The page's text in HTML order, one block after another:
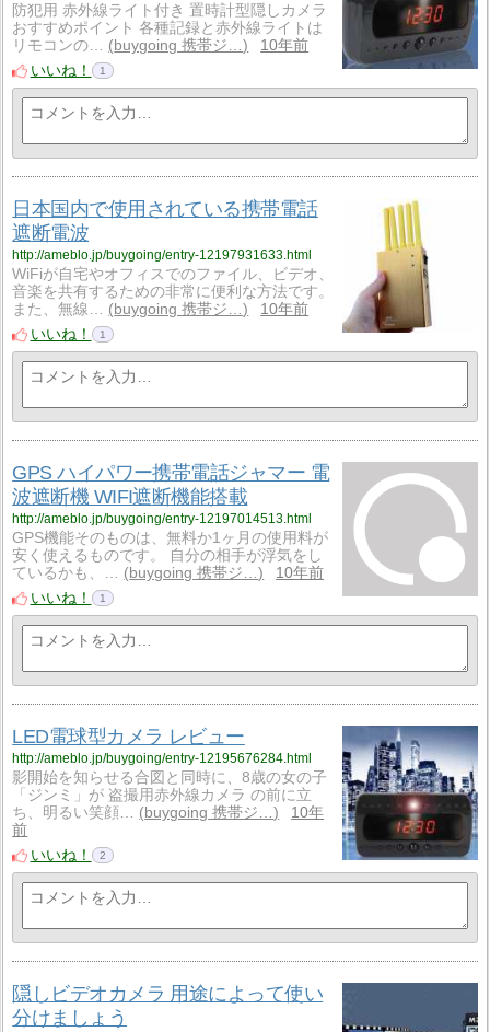
防犯用 赤外線ライト付き 置時計型隠しカメラ
おすすめポイント 各種記録と赤外線ライトは
リモコンの…
buygoing 携帯ジ…
10年前
いいね！
1
日本国内で使用されている携帯電話
遮断電波
http://ameblo.jp/buygoing/entry-12197931633.html
WiFiが自宅やオフィスでのファイル、ビデオ、
音楽を共有するための非常に便利な方法です。
また、無線…
buygoing 携帯ジ…
10年前
いいね！
1
GPS ハイパワー携帯電話ジャマー 電
波遮断機 WIFI遮断機能搭載
http://ameblo.jp/buygoing/entry-12197014513.html
GPS機能そのものは、無料か1ヶ月の使用料が
安く使えるものです。 自分の相手が浮気をし
ているかも、…
buygoing 携帯ジ…
10年前
いいね！
1
LED電球型カメラ レビュー
http://ameblo.jp/buygoing/entry-12195676284.html
影開始を知らせる合図と同時に、8歳の女の子
「ジンミ」が 盗撮用赤外線カメラ の前に立
ち、明るい笑顔…
buygoing 携帯ジ…
10年
前
いいね！
2
隠しビデオカメラ 用途によって使い
分けましょう